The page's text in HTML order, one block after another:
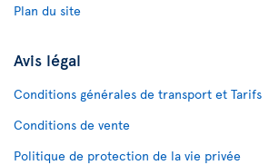
Plan du site
Avis légal
Conditions générales de transport et Tarifs
Conditions de vente
Politique de protection de la vie privée